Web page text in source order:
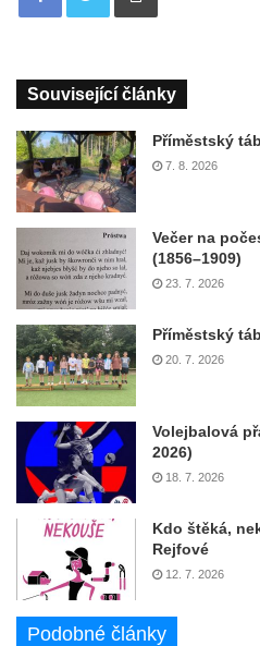
Související články
Příměstský
7. 8. 2026
Večer na
(1856–1909)
23. 7. 2026
Příměstský
20. 7. 2026
Volejbalová
2026)
18. 7. 2026
Kdo štěká,
Rejfové
12. 7. 2026
Podobné články